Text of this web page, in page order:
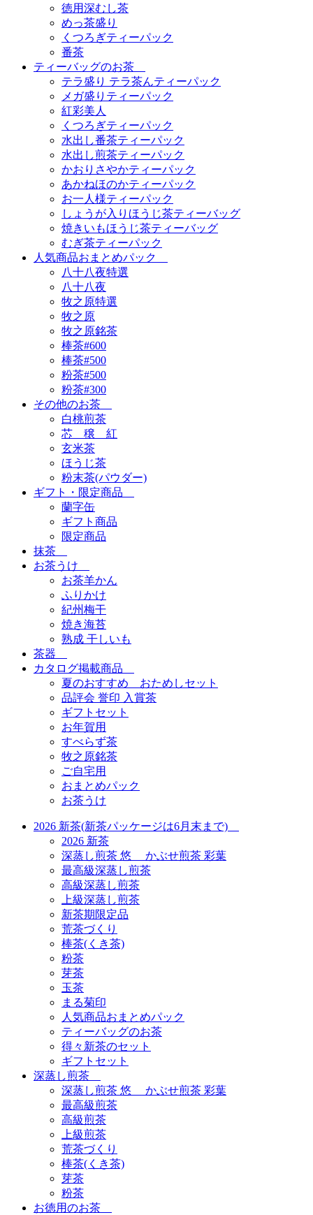
徳用深むし茶
めっ茶盛り
くつろぎティーパック
番茶
ティーバッグのお茶
テラ盛り テラ茶んティーパック
メガ盛りティーパック
紅彩美人
くつろぎティーパック
水出し番茶ティーパック
水出し煎茶ティーパック
かおりさやかティーパック
あかねほのかティーパック
お一人様ティーパック
しょうが入りほうじ茶ティーバッグ
焼きいもほうじ茶ティーバッグ
むぎ茶ティーパック
人気商品おまとめパック
八十八夜特選
八十八夜
牧之原特選
牧之原
牧之原銘茶
棒茶#600
棒茶#500
粉茶#500
粉茶#300
その他のお茶
白桃煎茶
芯 穣 紅
玄米茶
ほうじ茶
粉末茶(パウダー)
ギフト・限定商品
蘭字缶
ギフト商品
限定商品
抹茶
お茶うけ
お茶羊かん
ふりかけ
紀州梅干
焼き海苔
熟成 干しいも
茶器
カタログ掲載商品
夏のおすすめ おためしセット
品評会 誉印 入賞茶
ギフトセット
お年賀用
すべらず茶
牧之原銘茶
ご自宅用
おまとめパック
お茶うけ
2026 新茶(新茶パッケージは6月末まで)
2026 新茶
深蒸し煎茶 悠 かぶせ煎茶 彩葉
最高級深蒸し煎茶
高級深蒸し煎茶
上級深蒸し煎茶
新茶期限定品
荒茶づくり
棒茶(くき茶)
粉茶
芽茶
玉茶
まる菊印
人気商品おまとめパック
ティーバッグのお茶
得々新茶のセット
ギフトセット
深蒸し煎茶
深蒸し煎茶 悠 かぶせ煎茶 彩葉
最高級煎茶
高級煎茶
上級煎茶
荒茶づくり
棒茶(くき茶)
芽茶
粉茶
お徳用のお茶